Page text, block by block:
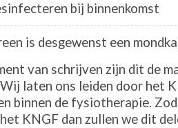
bij binnenkomst
is desgewenst een
van schrijven zijn dit de
Wij laten ons leiden door het
binnen de fysiotherapie.
KNGF dan zullen we dit